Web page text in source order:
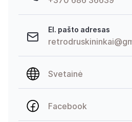
El. pašto adresas
Svetainė
Facebook